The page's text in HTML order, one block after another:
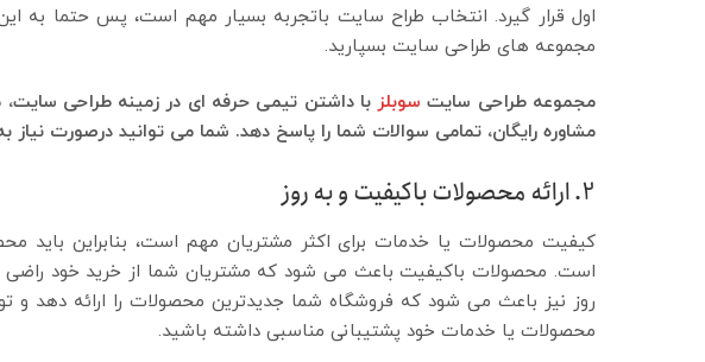
اول قرار گیرد. انتخاب طراح سایت باتجربه بسیار مهم است، پس حتما به
مجموعه های طراحی سایت بسپارید.
مجموعه طراحی سایت سوبلز با داشتن تیمی حرفه ای در زمینه طراحی سایت،
مشاوره رایگان، تمامی سوالات شما را پاسخ دهد. شما می توانید درصورت نیاز
2. ارائه محصولات باکیفیت و به روز
کیفیت محصولات یا خدمات برای اکثر مشتریان مهم است، بنابراین باید
است. محصولات باکیفیت باعث می شود که مشتریان شما از خرید خود راضی
روز نیز باعث می شود که فروشگاه شما جدیدترین محصولات را ارائه دهد و
محصولات یا خدمات خود پشتیبانی مناسبی داشته باشید.